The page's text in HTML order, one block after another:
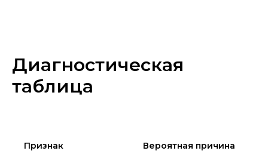
Диагностическая
таблица
Признак Вероятная причина